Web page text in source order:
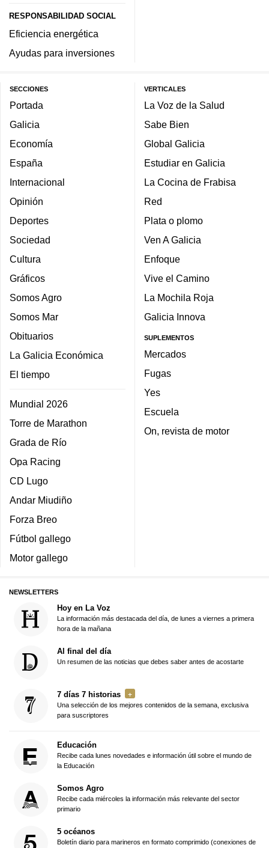
RESPONSABILIDAD SOCIAL
Eficiencia energética
Ayudas para inversiones
SECCIONES
Portada
Galicia
Economía
España
Internacional
Opinión
Deportes
Sociedad
Cultura
Gráficos
Somos Agro
Somos Mar
Obituarios
La Galicia Económica
El tiempo
Mundial 2026
Torre de Marathon
Grada de Río
Opa Racing
CD Lugo
Andar Miudiño
Forza Breo
Fútbol gallego
Motor gallego
VERTICALES
La Voz de la Salud
Sabe Bien
Global Galicia
Estudiar en Galicia
La Cocina de Frabisa
Red
Plata o plomo
Ven A Galicia
Enfoque
Vive el Camino
La Mochila Roja
Galicia Innova
SUPLEMENTOS
Mercados
Fugas
Yes
Escuela
On, revista de motor
NEWSLETTERS
Hoy en La Voz
La información más destacada del día, de lunes a viernes a primera
hora de la mañana
Al final del día
Un resumen de las noticias que debes saber antes de acostarte
7 días 7 historias
Una selección de los mejores contenidos de la semana, exclusiva
para suscriptores
Educación
Recibe cada lunes novedades e información útil sobre el mundo de
la Educación
Somos Agro
Recibe cada miércoles la información más relevante del sector
primario
5 océanos
Boletín diario para marineros en formato comprimido (conexiones de